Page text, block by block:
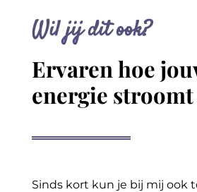
Wil jij dit ook?
Ervaren hoe
energie stroomt
Sinds kort kun je bij mij ook